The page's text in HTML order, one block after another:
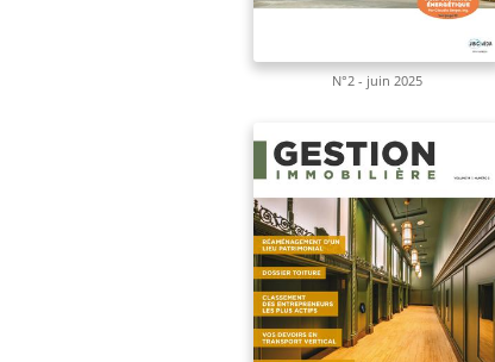
N°2 - juin 2025